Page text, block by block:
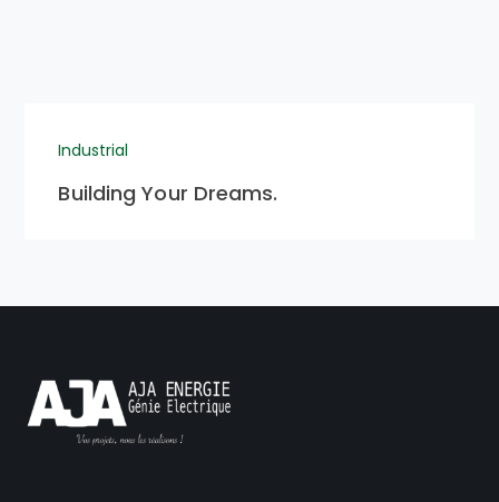
Industrial
Building Your Dreams.